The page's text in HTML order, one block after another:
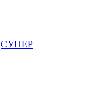
СУПЕР